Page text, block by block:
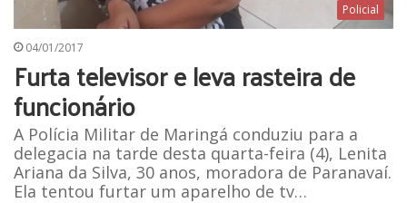
Policial
04/01/2017
Furta televisor e leva rasteira de
funcionário
A Polícia Militar de Maringá conduziu para a
delegacia na tarde desta quarta-feira (4), Lenita
Ariana da Silva, 30 anos, moradora de Paranavaí.
Ela tentou furtar um aparelho de tv…